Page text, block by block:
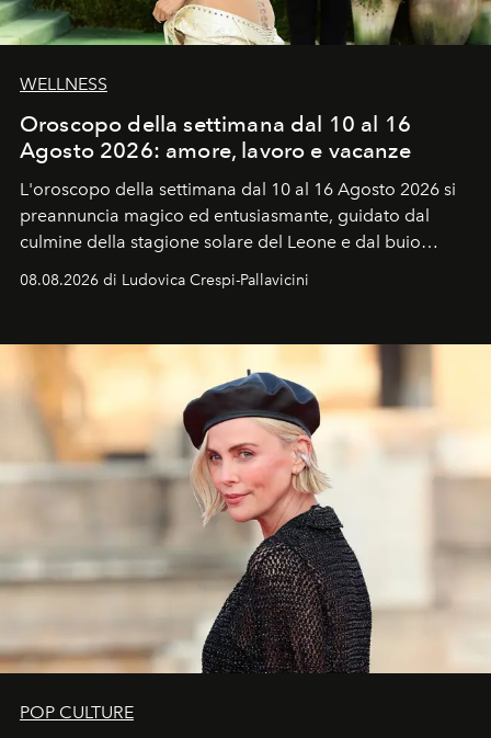
WELLNESS
Oroscopo della settimana dal 10 al 16
Agosto 2026: amore, lavoro e vacanze
L'oroscopo della settimana dal 10 al 16 Agosto 2026 si
preannuncia magico ed entusiasmante, guidato dal
culmine della stagione solare del Leone e dal buio
favorevole della Luna nuova in Leone del 12 agosto,
ideale per la notte delle Perseidi.
08.08.2026 di Ludovica Crespi-Pallavicini
POP CULTURE